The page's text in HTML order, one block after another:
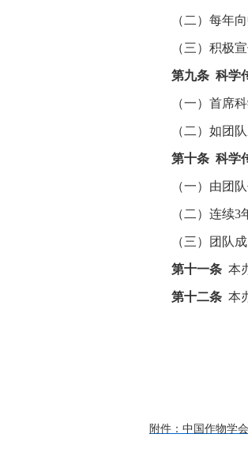
（二）每年
（三）积极
第九条 科学
（一）首席
（二）如团
第十条 科学
（一）由团
（二）连续
（三）团队
第十一条 本
第十二条 本
附件：中国作物学